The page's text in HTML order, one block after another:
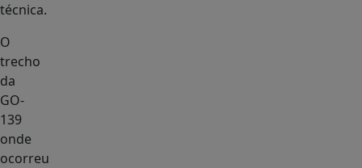
técnica.
O
trecho
da
GO-
139
onde
ocorreu